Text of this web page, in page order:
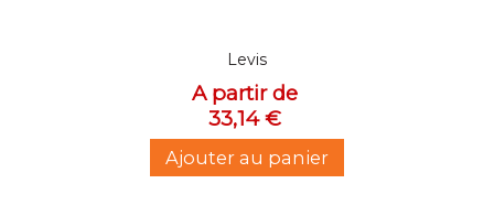
Levis
A partir de
33,14 €
Ajouter au panier